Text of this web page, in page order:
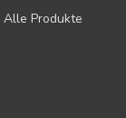
Alle Produkte